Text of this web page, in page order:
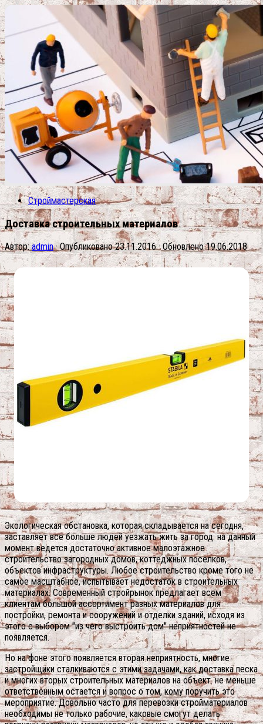
Строймастерская
Доставка строительных материалов
Автор:admin · Опубликовано23.11.2016· Обновлено19.06.2018
Экологическая обстановка, которая складывается на сегодня,
заставляет все больше людей уезжать жить за город. на данный
момент ведется достаточно активное малоэтажное
строительство загородных домов, коттеджных поселков,
объектов инфраструктуры. Любое строительство кроме того не
самое масштабное, испытывает недостаток в строительных
материалах. Современный стройрынок предлагает всем
клиентам большой ассортимент разных материалов для
постройки, ремонта и сооружений и отделки зданий, исходя из
этого с выбором "из чего выстроить дом" неприятностей не
появляется.
Но на фоне этого появляется вторая неприятность, многие
застройщики сталкиваются с этими задачами, как доставка песка
и многих вторых строительных материалов на объект. не меньше
ответственным остается и вопрос о том, кому поручить это
мероприятие. Довольно часто для перевозки стройматериалов
необходимы не только рабочие, каковые смогут делать